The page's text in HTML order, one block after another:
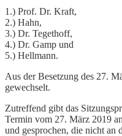
1.) Prof. Dr. Kraft,
2.) Hahn,
3.) Dr. Tegethoff,
4.) Dr. Gamp und
5.) Hellmann.
Aus der Besetzung des 27.
gewechselt.
Zutreffend gibt das
Termin vom 27. März 2019
und gesprochen, die nicht an